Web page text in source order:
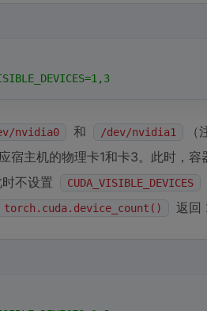
nvidia0 和 /dev/nvidia1
宿主机的物理卡1和卡3。此时，
不设置
CUDA_VISIBLE_DEVICES
torch.cuda.device_count() 返回